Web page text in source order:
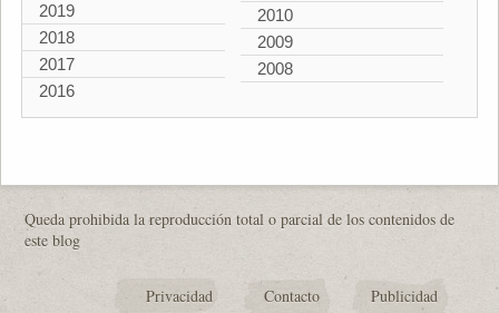
2019
2018
2017
2016
2010
2009
2008
Queda prohibida la reproducción total o parcial de los contenidos de
este blog
Privacidad Contacto Publicidad